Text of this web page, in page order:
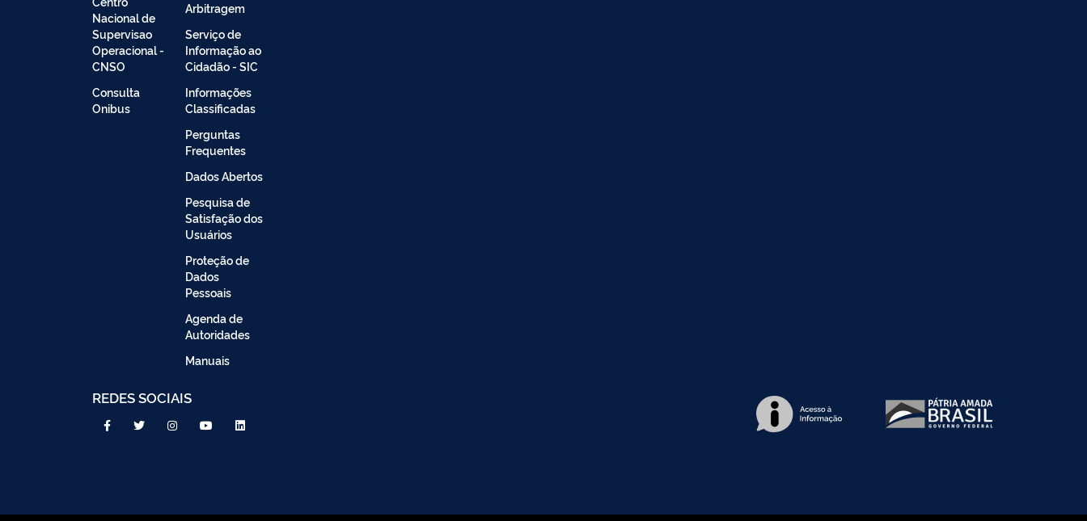
Nacional de
Supervisao
Operacional -
CNSO
Consulta
Onibus
Arbitragem
Serviço de
Informação ao
Cidadão - SIC
Informações
Classificadas
Perguntas
Frequentes
Dados Abertos
Pesquisa de
Satisfação dos
Usuários
Proteção de
Dados
Pessoais
Agenda de
Autoridades
Manuais
REDES SOCIAIS